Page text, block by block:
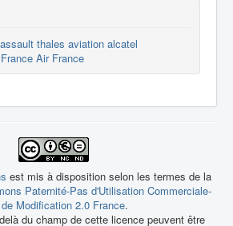
thales aviation alcatel
France Air France
est mis à disposition selon les termes de la
Paternité-Pas d'Utilisation Commerciale-
Modification 2.0 France.
du champ de cette licence peuvent être